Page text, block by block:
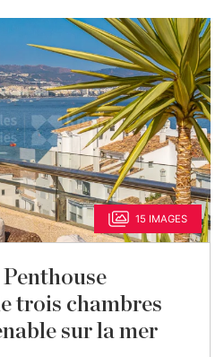
15 IMAGES
trois chambres
sur la mer